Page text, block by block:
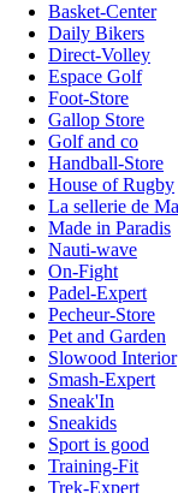
Basket-Center
Daily Bikers
Direct-Volley
Espace Golf
Foot-Store
Gallop Store
Golf and co
Handball-Store
House of Rugby
La sellerie de
Made in Paradis
Nauti-wave
On-Fight
Padel-Expert
Pecheur-Store
Pet and Garden
Slowood Interior
Smash-Expert
Sneak'In
Sneakids
Sport is good
Training-Fit
Trek-Expert